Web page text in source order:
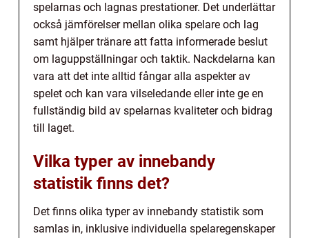
spelarnas och lagnas prestationer. Det underlättar
också jämförelser mellan olika spelare och lag
samt hjälper tränare att fatta informerade beslut
om laguppställningar och taktik. Nackdelarna kan
vara att det inte alltid fångar alla aspekter av
spelet och kan vara vilseledande eller inte ge en
fullständig bild av spelarnas kvaliteter och bidrag
till laget.
Vilka typer av innebandy
statistik finns det?
Det finns olika typer av innebandy statistik som
samlas in, inklusive individuella spelaregenskaper